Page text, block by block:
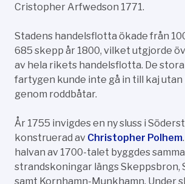
Cristopher Arfwedson 1771.
Stadens handelsflotta ökade från
685 skepp år 1800, vilket utgjorde
av hela rikets handelsflotta. De
fartygen kunde inte gå in till kaj utan
genom roddbåtar.
År 1755 invigdes en ny sluss i
konstruerad av Christopher Polhem
halvan av 1700-talet byggdes
strandskoningar längs Skeppsbron,
samt Kornhamn-Munkhamn. Under